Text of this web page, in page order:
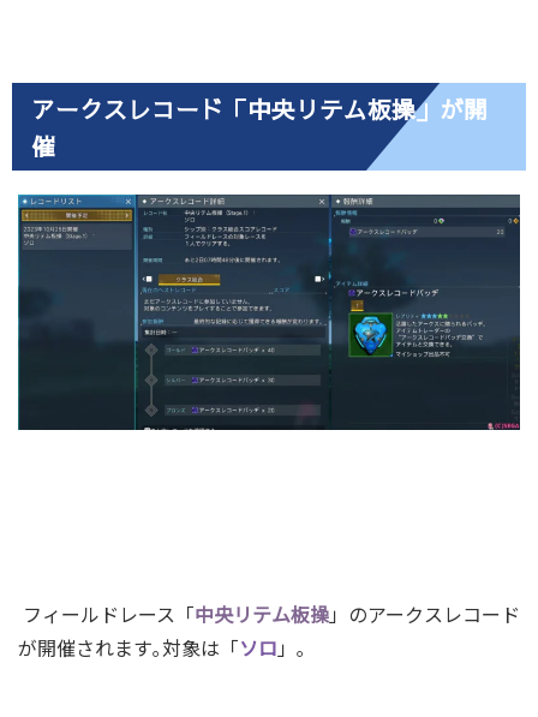
アークスレコード「中央リテム板操」が開
催
フィールドレース「中央リテム板操」のアークスレコード
が開催されます｡対象は「ソロ 」｡